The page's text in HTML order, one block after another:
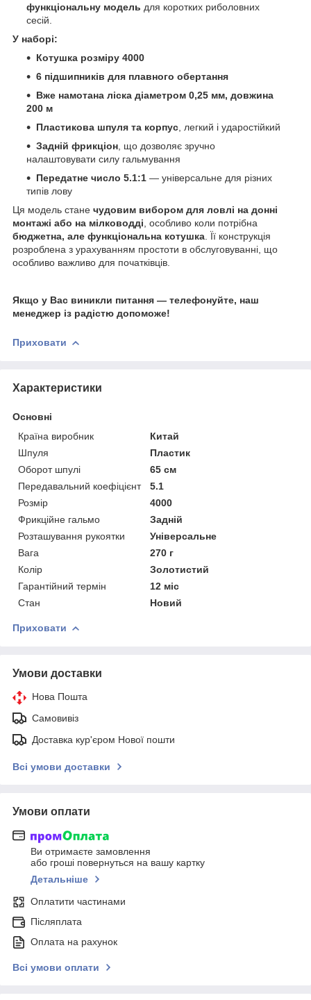
функціональну модель для коротких риболовних
сесій.
У наборі:
Котушка розміру 4000
6 підшипників для плавного обертання
Вже намотана ліска діаметром 0,25 мм, довжина
200 м
Пластикова шпуля та корпус , легкий і ударостійкий
Задній фрикціон , що дозволяє зручно
налаштовувати силу гальмування
Передатне число 5.1:1 — універсальне для різних
типів лову
Ця модель стане чудовим вибором для ловлі на донні
монтажі або на мілководді , особливо коли потрібна
бюджетна, але функціональна котушка . Її конструкція
розроблена з урахуванням простоти в обслуговуванні, що
особливо важливо для початківців.
Якщо у Вас виникли питання — телефонуйте, наш
менеджер із радістю допоможе!
Приховати
Характеристики
Основні
Країна виробник
Китай
Шпуля
Пластик
Оборот шпулі
65 см
Передавальний коефіцієнт
5.1
Розмір
4000
Фрикційне гальмо
Задній
Розташування рукоятки
Універсальне
Вага
270 г
Колір
Золотистий
Гарантійний термін
12 міс
Стан
Новий
Приховати
Умови доставки
Нова Пошта
Самовивіз
Доставка кур'єром Нової пошти
Всі умови доставки
Умови оплати
Ви отримаєте замовлення
або гроші повернуться на вашу картку
Детальніше
Оплатити частинами
Післяплата
Оплата на рахунок
Всі умови оплати